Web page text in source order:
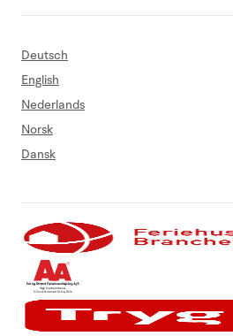
Deutsch
English
Nederlands
Norsk
Dansk